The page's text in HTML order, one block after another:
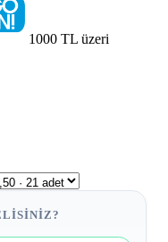
1000 TL üzeri